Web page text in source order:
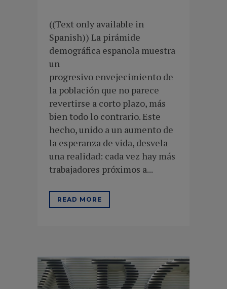
((Text only available in
Spanish)) La pirámide
demográfica española muestra
un
progresivo envejecimiento de
la población que no parece
revertirse a corto plazo, más
bien todo lo contrario. Este
hecho, unido a un aumento de
la esperanza de vida, desvela
una realidad: cada vez hay más
trabajadores próximos a...
READ MORE